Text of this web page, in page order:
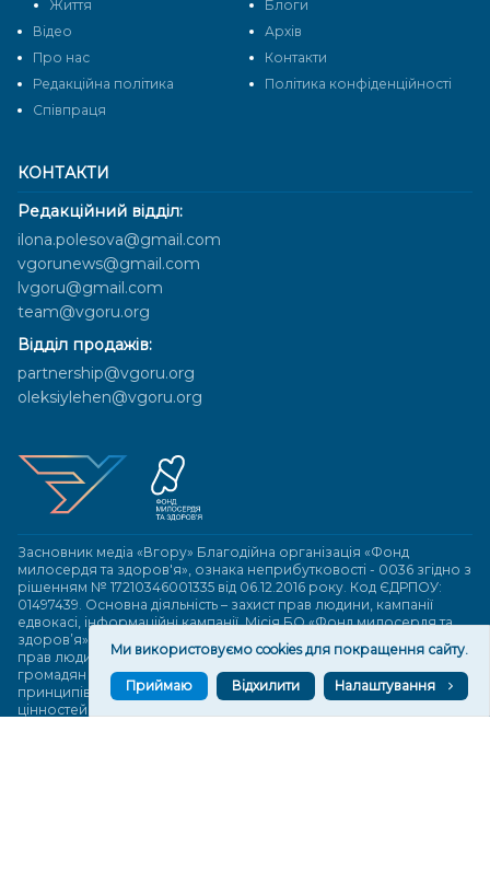
КОНТАКТИ
Редакційний відділ:
ilona.polesova@gmail.com
vgorunews@gmail.com
lvgoru@gmail.com
team@vgoru.org
Відділ продажів:
partnership@vgoru.org
oleksiylehen@vgoru.org
Засновник медіа «Вгору» Благодійна організація «Фонд
милосердя та здоров'я», ознака неприбутковості - 0036 згідно з
рішенням № 17210346001335 від 06.12.2016 року. Код ЄДРПОУ:
01497439. Основна діяльність – захист прав людини, кампанії
едвокасі, інформаційні кампанії. Місія БО «Фонд милосердя та
здоров’я» – сприяти зміцненню поваги до людської гідності та
прав людини в українському суспільстві, давати знання і надихати
громадян України на активні і відповідальні дії для реалізації
принципів верховенства права і утвердження демократичних
цінностей. Керівними органами БО «Фонд милосердя та
Життя
Блоги
Відео
Архів
Про нас
Контакти
Редакційна політика
Політика конфіденційності
Cпівпраця
Ми використовуємо cookies для покращення сайту.
Приймаю Відхилити Налаштування